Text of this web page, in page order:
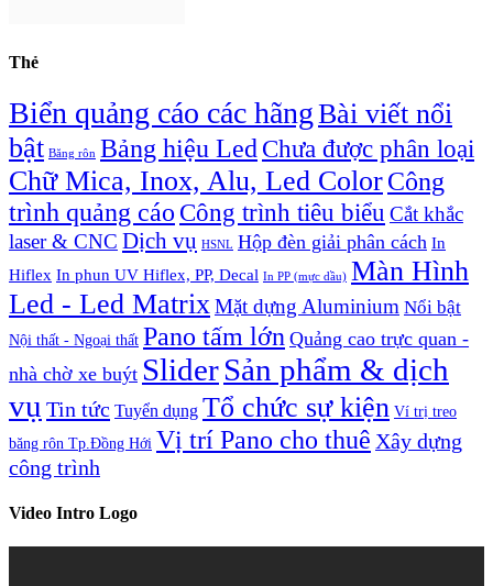
Thẻ
Biển quảng cáo các hãngBài viết nổi
bật Băng rôn Bảng hiệu Led Chưa được phân loại
Chữ Mica, Inox, Alu, Led ColorCông
trình quảng cáo Công trình tiêu biểu Cắt khắc
laser & CNC Dịch vụ HSNL Hộp đèn giải phân cách In
Hiflex In phun UV Hiflex, PP, Decal In PP (mực dầu) Màn Hình
Led - Led MatrixMặt dựng Aluminium Nổi bật
Nội thất - Ngoại thất Pano tấm lớn Quảng cao trực quan -
nhà chờ xe buýt SliderSản phẩm & dịch
vụ Tin tức Tuyển dụng Tổ chức sự kiện Ví trị treo
băng rôn Tp.Đồng Hới Vị trí Pano cho thuê Xây dựng
công trình
Video Intro Logo